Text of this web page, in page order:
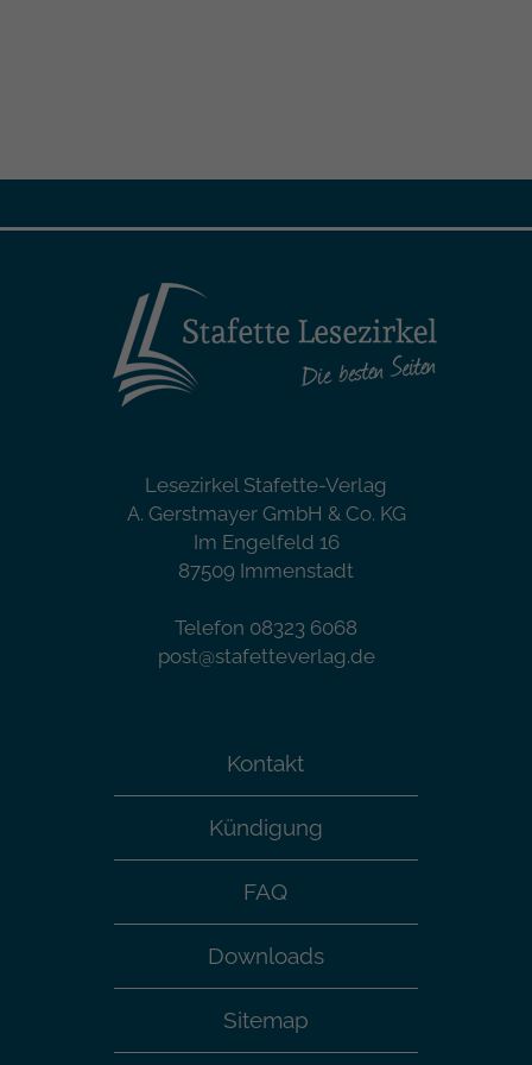
Lesezirkel Stafette-Verlag
A. Gerstmayer GmbH & Co. KG
Im Engelfeld 16
87509 Immenstadt
Telefon 08323 6068
post@stafetteverlag.de
Kontakt
Kündigung
FAQ
Downloads
Sitemap